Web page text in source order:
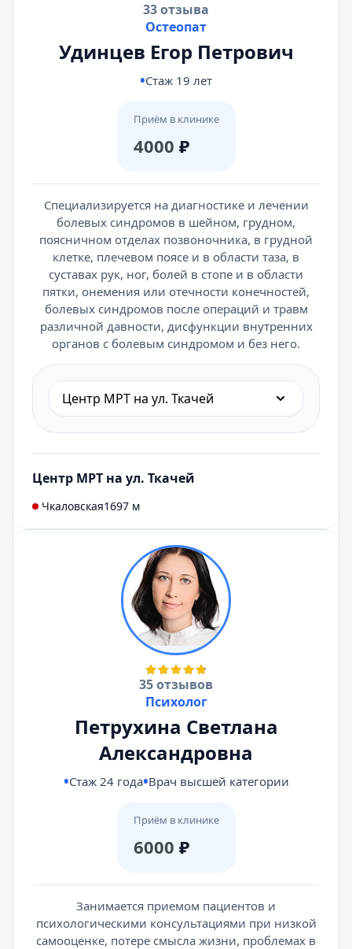
33 отзыва
Остеопат
Удинцев Егор Петрович
Стаж 19 лет
Приём в клинике
4000 ₽
Специализируется на диагностике и лечении
болевых синдромов в шейном, грудном,
поясничном отделах позвоночника, в грудной
клетке, плечевом поясе и в области таза, в
суставах рук, ног, болей в стопе и в области
пятки, онемения или отечности конечностей,
болевых синдромов после операций и травм
различной давности, дисфункции внутренних
органов с болевым синдромом и без него.
Центр МРТ на ул. Ткачей
Центр МРТ на ул. Ткачей
Чкаловская1697 м
35 отзывов
Психолог
Петрухина Светлана
Александровна
Стаж 24 года Врач высшей категории
Приём в клинике
6000 ₽
Занимается приемом пациентов и
психологическими консультациями при низкой
самооценке, потере смысла жизни, проблемах в